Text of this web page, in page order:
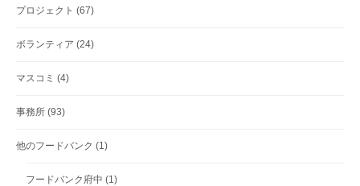
プロジェクト (67)
ボランティア (24)
マスコミ (4)
事務所 (93)
他のフードバンク (1)
フードバンク府中 (1)